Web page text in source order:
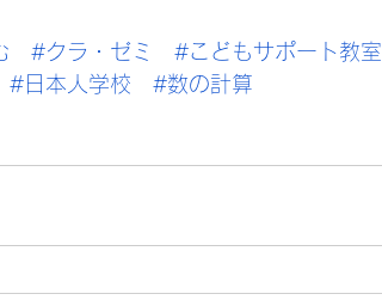
#クラ ・ゼミ #こどもサポート教室
#日本人学校
#数の計算